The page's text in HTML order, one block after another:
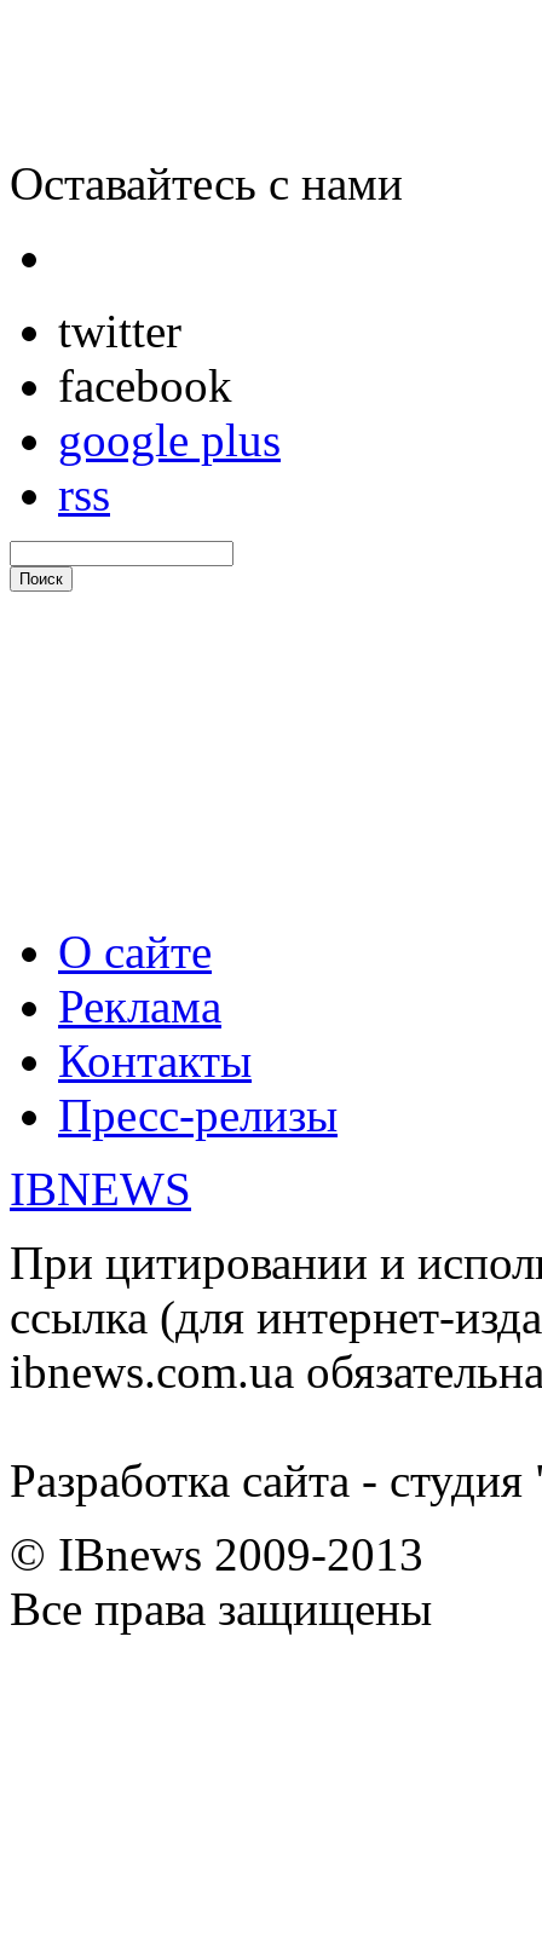
Оставайтесь с нами
twitter
facebook
google plus
rss
О сайте
Реклама
Контакты
Пресс-релизы
IBNEWS
При цитировании и
ссылка (для интернет-
ibnews.com.ua
Разработка сайта -
© IBnews 2009-2013
Все права защищены